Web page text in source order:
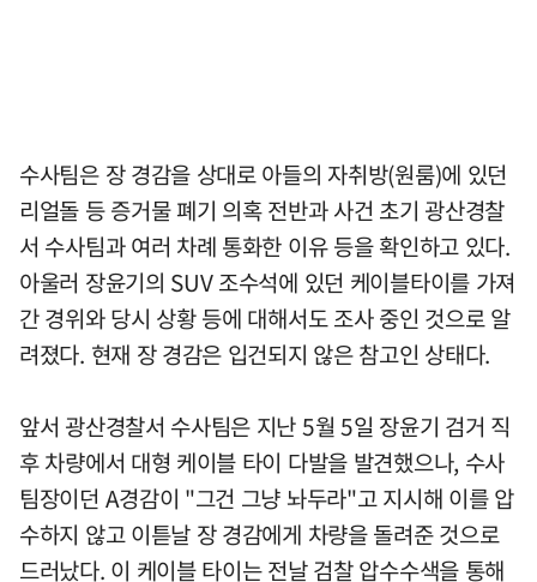
수사팀은 장 경감을 상대로 아들의 자취방(원룸)에 있던
리얼돌 등 증거물 폐기 의혹 전반과 사건 초기 광산경찰
서 수사팀과 여러 차례 통화한 이유 등을 확인하고 있다.
아울러 장윤기의 SUV 조수석에 있던 케이블타이를 가져
간 경위와 당시 상황 등에 대해서도 조사 중인 것으로 알
려졌다. 현재 장 경감은 입건되지 않은 참고인 상태다.
앞서 광산경찰서 수사팀은 지난 5월 5일 장윤기 검거 직
후 차량에서 대형 케이블 타이 다발을 발견했으나, 수사
팀장이던 A경감이 "그건 그냥 놔두라"고 지시해 이를 압
수하지 않고 이튿날 장 경감에게 차량을 돌려준 것으로
드러났다. 이 케이블 타이는 전날 검찰 압수수색을 통해